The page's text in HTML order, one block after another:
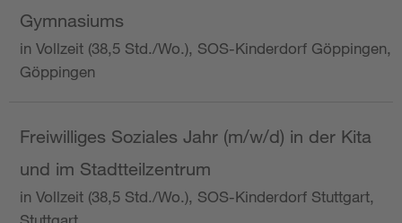
Gymnasiums
in Vollzeit (38,5 Std./Wo.), SOS-Kinderdorf Göppingen,
Göppingen
Freiwilliges Soziales Jahr (m/w/d) in der Kita
und im Stadtteilzentrum
in Vollzeit (38,5 Std./Wo.), SOS-Kinderdorf Stuttgart,